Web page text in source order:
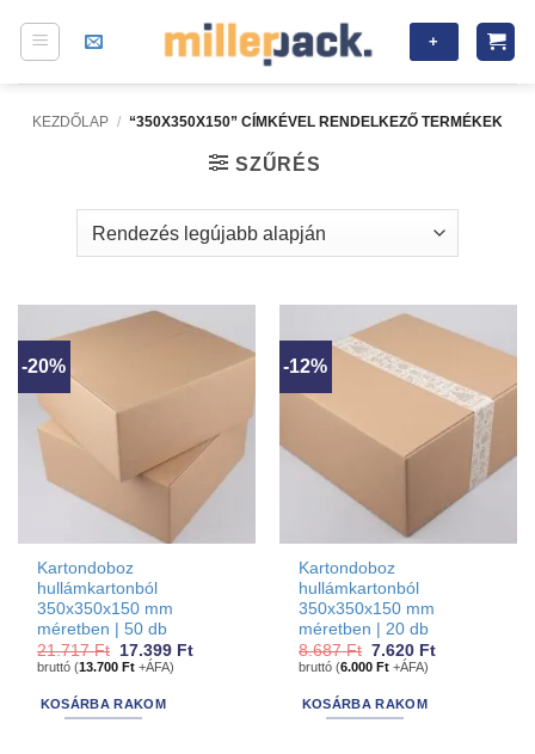
+
KEZDŐLAP / “350X350X150” CÍMKÉVEL RENDELKEZŐ TERMÉKEK
SZŰRÉS
-20%
Kartondoboz
hullámkartonból
350x350x150 mm
méretben | 50 db
21.717Ft Original
price
21.717 Ft.
17.399 FtCurrent
bruttó (13.700Ft +ÁFA)
KOSÁRBA RAKOM
-12%
Kartondoboz
hullámkartonból
350x350x150 mm
méretben | 20 db
8.687Ft Original
price
8.687 Ft.
7.620 FtCurrent
bruttó (6.000Ft +ÁFA)
KOSÁRBA RAKOM